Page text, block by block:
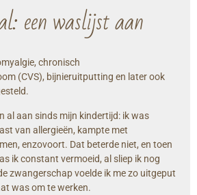
een waslijst aan
chronisch
(CVS), bijnieruitputting en later ook
al aan sinds mijn kindertijd: ik was
van allergieën, kampte met
enzovoort. Dat beterde niet, en toen
ik constant vermoeid, al sliep ik nog
zwangerschap voelde ik me zo uitgeput
was om te werken.